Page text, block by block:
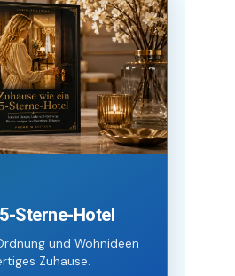
Sterne-Hotel
und Wohnideen
Zuhause.